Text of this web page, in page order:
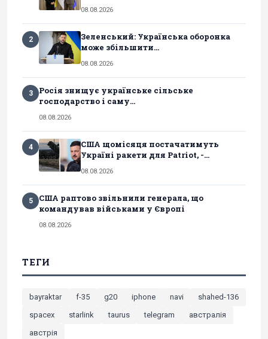
08.08.2026
2
Зеленський: Українська оборонка
може збільшити...
08.08.2026
3
Росія знищує українське сільське
господарство і саму...
08.08.2026
4
США щомісяця постачатимуть
Україні ракети для Patriot, -...
08.08.2026
5
США раптово звільнили генерала, що
командував військами у Європі
08.08.2026
ТЕГИ
bayraktar f-35 g20 iphone navi
shahed-136
spacex
starlink taurus telegram
австралія
австрія